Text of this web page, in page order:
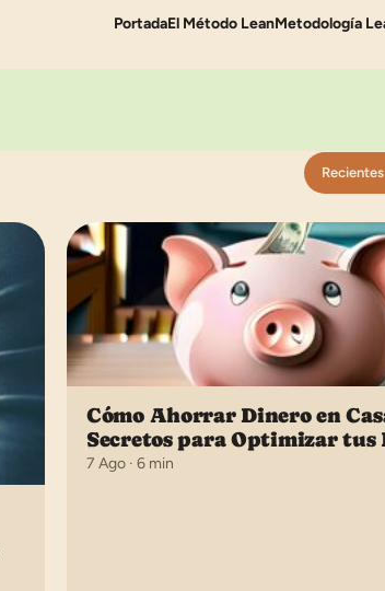
PortadaEl Método LeanMetodología
Recientes
Cómo Ahorrar Dinero en
Secretos para Optimizar tus
7 Ago · 6 min